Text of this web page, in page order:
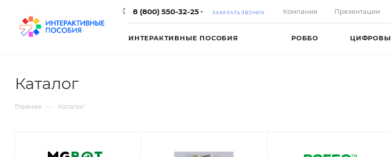
8 (800) 550-32-25 ЗАКАЗАТЬ ЗВОНОК Компания Презентации
ИНТЕРАКТИВНЫЕ ПОСОБИЯ РОББО
Каталог
Главная — Каталог